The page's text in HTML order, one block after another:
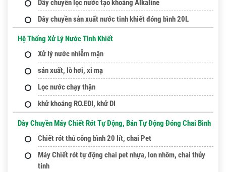
Dây chuyền lọc nước tạo khoáng Alkaline
Dây chuyền sản xuất nước tinh khiết đóng bình 20L
Hệ Thống Xử Lý Nước Tinh Khiết
Xử lý nước nhiễm mặn
sản xuất, lò hơi, xi mạ
Lọc nước chạy thận
khử khoáng RO.EDI, khử DI
Dây Chuyền Máy Chiết Rót Tự Động, Bán Tự Động Đóng Chai Bình
Chiết rót thủ công bình 20 lít, chai Pet
Máy Chiết rót tự động chai pet nhựa, lon nhôm, chai thủy
tinh